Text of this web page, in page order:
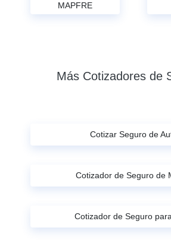
MAPFRE
Más Cotizadores de
Cotizar Seguro de
Cotizador de Seguro de
Cotizador de Seguro